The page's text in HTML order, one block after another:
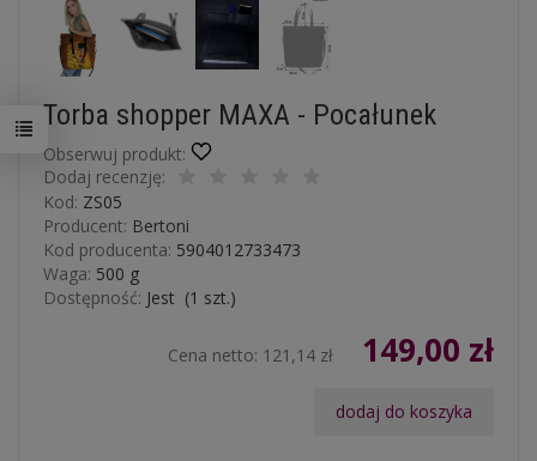
Torba shopper MAXA - Pocałunek
Obserwuj produkt:
Dodaj recenzję:
Kod: ZS05
Producent: Bertoni
Kod producenta: 5904012733473
Waga: 500 g
Dostępność: Jest (1 szt.)
Cena netto: 121,14 zł 149,00 zł
dodaj do koszyka